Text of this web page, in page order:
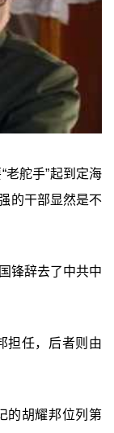
老舵手”起到定海
的干部显然是不
锋辞去了中共中
担任，后者则由
的胡耀邦位列第